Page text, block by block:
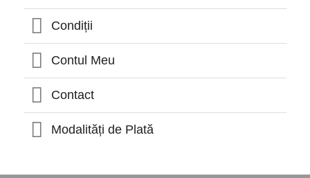
variații.
în
Condiții
Contul Meu
Contact
Modalități de Plată